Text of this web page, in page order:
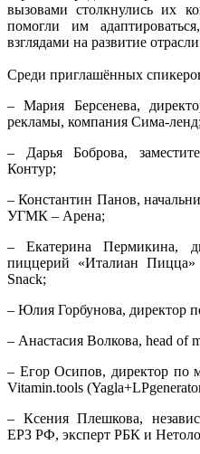
вызовами столкнулись их
помогли им
взглядами на развитие
Среди приглашённых
– Мария Берсенева,
рекламы, компания Сима-ленд;
– Дарья Боброва,
Контур;
– Константин Панов,
УГМК – Арена;
– Екатерина Пермикина,
пиццерий «Италиан
Snack;
– Юлия Горбунова, директор
– Анастасия Волкова, head of
– Егор Осипов, директор по
Vitamin.tools
– Ксения Плешкова,
ЕРЗ РФ, эксперт РБК и